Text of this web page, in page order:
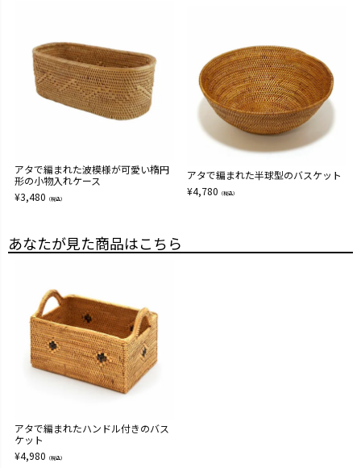
アタで編まれた波模様が可愛い楕円
形の小物入れケース
¥3,480 （税込）
アタで編まれた半球型のバスケット
¥4,780 （税込）
あなたが見た商品はこちら
アタで編まれたハンドル付きのバス
ケット
¥4,980 （税込）